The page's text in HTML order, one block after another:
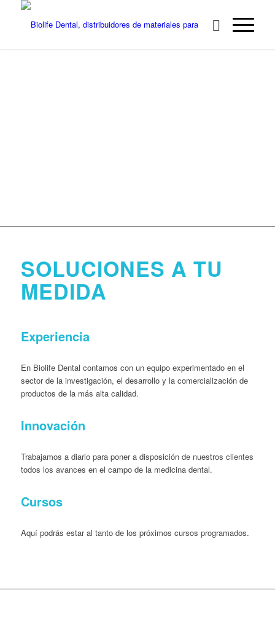
SOLUCIONES A TU
MEDIDA
Experiencia
En Biolife Dental contamos con un equipo experimentado en el
sector de la investigación, el desarrollo y la comercialización de
productos de la más alta calidad.
Innovación
Trabajamos a diario para poner a disposición de nuestros clientes
todos los avances en el campo de la medicina dental.
Cursos
Aquí podrás estar al tanto de los próximos cursos programados.